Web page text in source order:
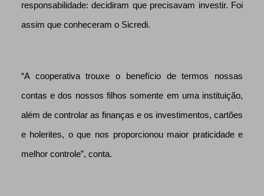
responsabilidade: decidiram que precisavam investir. Foi
assim que conheceram o Sicredi.
“A cooperativa trouxe o benefício de termos nossas
contas e dos nossos filhos somente em uma instituição,
além de controlar as finanças e os investimentos, cartões
e holerites, o que nos proporcionou maior praticidade e
melhor controle”, conta.